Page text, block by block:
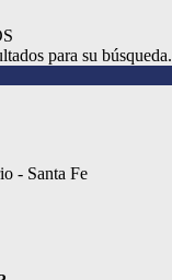
para su búsqueda.
- Santa Fe